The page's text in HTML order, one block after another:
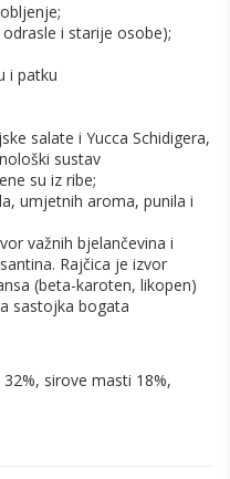
i starije osobe);
i patku
salate i Yucca Schidigera,
sustav
su iz ribe;
umjetnih aroma, punila i
važnih bjelančevina i
Rajčica je izvor
(beta-karoten, likopen)
sastojka bogata
sirove masti 18%,